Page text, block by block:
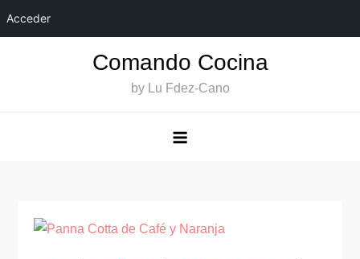
Acceder
Comando Cocina
by Lu Fdez-Cano